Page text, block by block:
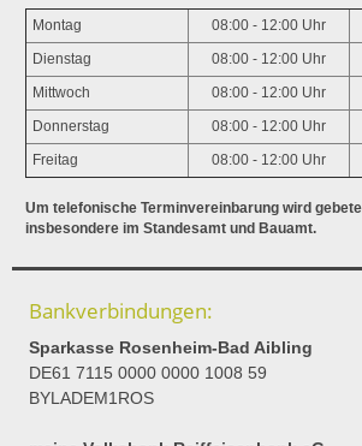
Montag 08:00 - 12:00 Uhr
Dienstag 08:00 - 12:00 Uhr
Mittwoch 08:00 - 12:00 Uhr
Donnerstag 08:00 - 12:00 Uhr
Freitag 08:00 - 12:00 Uhr
Um telefonische Terminvereinbarung wird
insbesondere im Standesamt und Bauamt.
Bankverbindungen:
Sparkasse Rosenheim-Bad Aibling
DE61 7115 0000 0000 1008 59
BYLADEM1ROS